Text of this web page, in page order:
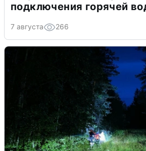
подключения горячей
7 августа 266